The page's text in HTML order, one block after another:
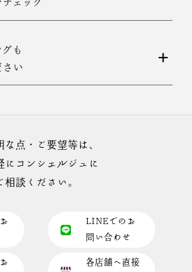
も
い
な点・ご要望等は、
にコンシェルジュに
相談ください。
LINEでのお
問い合わせ
各店舗へ直接